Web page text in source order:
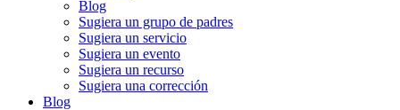
Blog
Sugiera un grupo de padres
Sugiera un servicio
Sugiera un evento
Sugiera un recurso
Sugiera una corrección
Blog